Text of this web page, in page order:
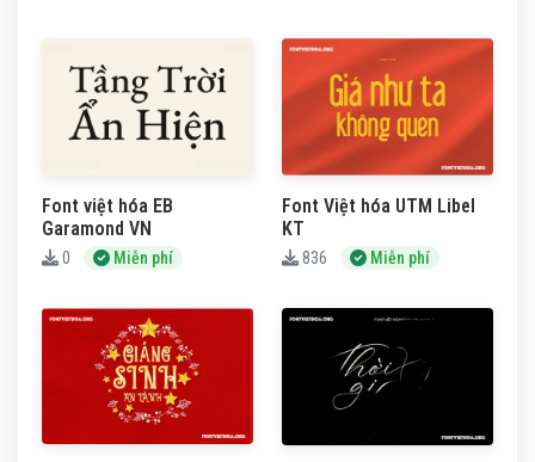
Font việt hóa EB
Garamond VN
0 Miễn phí
Font Việt hóa UTM Libel
KT
836 Miễn phí